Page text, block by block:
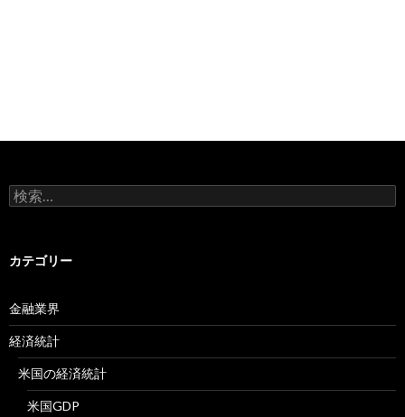
検
索:
カテゴリー
金融業界
経済統計
米国の経済統計
米国GDP